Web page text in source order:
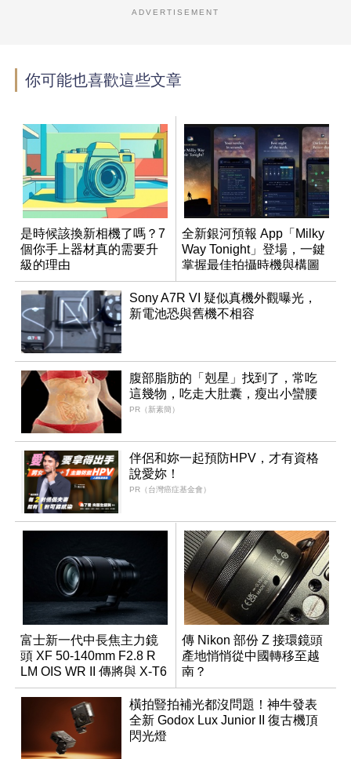
ADVERTISEMENT
你可能也喜歡這些文章
是時候該換新相機了嗎？7
個你手上器材真的需要升
級的理由
全新銀河預報 App「Milky
Way Tonight」登場，一鍵
掌握最佳拍攝時機與構圖
Sony A7R VI 疑似真機外觀曝光，
新電池恐與舊機不相容
腹部脂肪的「剋星」找到了，常吃
這幾物，吃走大肚囊，瘦出小蠻腰
PR（新素簡）
伴侶和妳一起預防HPV，才有資格
說愛妳！
PR（台灣癌症基金會）
富士新一代中長焦主力鏡
頭 XF 50-140mm F2.8 R
LM OIS WR II 傳將與 X-T6
同步亮相
傳 Nikon 部份 Z 接環鏡頭
產地悄悄從中國轉移至越
南？
橫拍豎拍補光都沒問題！神牛發表
全新 Godox Lux Junior II 復古機頂
閃光燈